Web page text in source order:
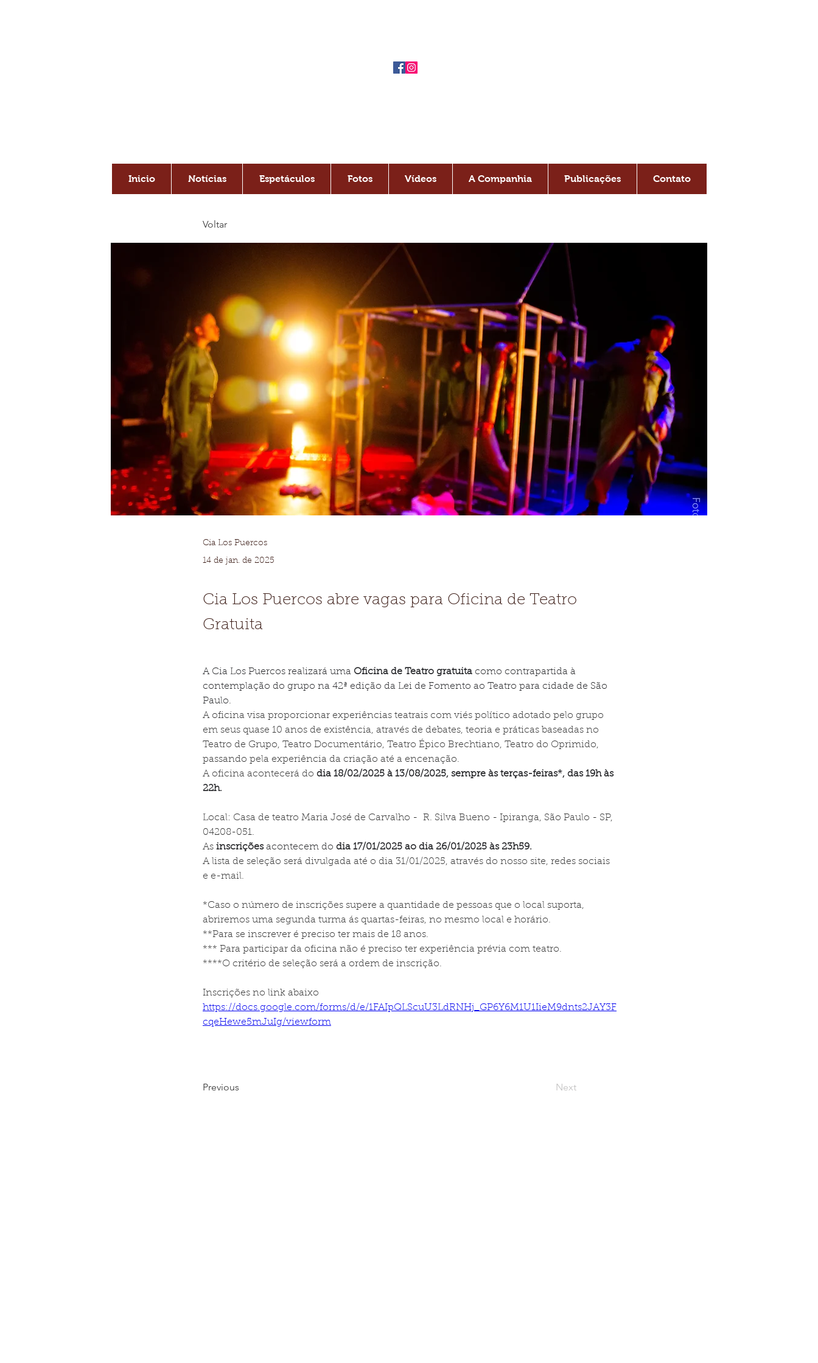
Inicio Notícias Espetáculos Fotos Vídeos A Companhia Publicações Contato
Voltar
Cia Los Puercos
14 de jan. de 2025
Cia Los Puercos abre vagas para Oficina de Teatro
Gratuita
A Cia Los Puercos realizará uma Oficina de Teatro gratuita como contrapartida à
contemplação do grupo na 42ª edição da Lei de Fomento ao Teatro para cidade de São
Paulo.
A oficina visa proporcionar experiências teatrais com viés político adotado pelo grupo
em seus quase 10 anos de existência, através de debates, teoria e práticas baseadas no
Teatro de Grupo, Teatro Documentário, Teatro Épico Brechtiano, Teatro do Oprimido,
passando pela experiência da criação até a encenação.
A oficina acontecerá do dia 18/02/2025 à 13/08/2025, sempre às terças-feiras*, das 19h às
22h.
Local: Casa de teatro Maria José de Carvalho -  R. Silva Bueno - Ipiranga, São Paulo - SP,
04208-051.
As inscrições acontecem do dia 17/01/2025 ao dia 26/01/2025 às 23h59.
A lista de seleção será divulgada até o dia 31/01/2025, através do nosso site, redes sociais
e e-mail.
*Caso o número de inscrições supere a quantidade de pessoas que o local suporta,
abriremos uma segunda turma ás quartas-feiras, no mesmo local e horário.
**Para se inscrever é preciso ter mais de 18 anos.
*** Para participar da oficina não é preciso ter experiência prévia com teatro.
****O critério de seleção será a ordem de inscrição.
Inscrições no link abaixo
https://docs.google.com/forms/d/e/1FAIpQLScuU3LdRNHj_GP6Y6M1U1IieM9dnts2JAY3F
cqeHewe5mJuIg/viewform
Previous Next